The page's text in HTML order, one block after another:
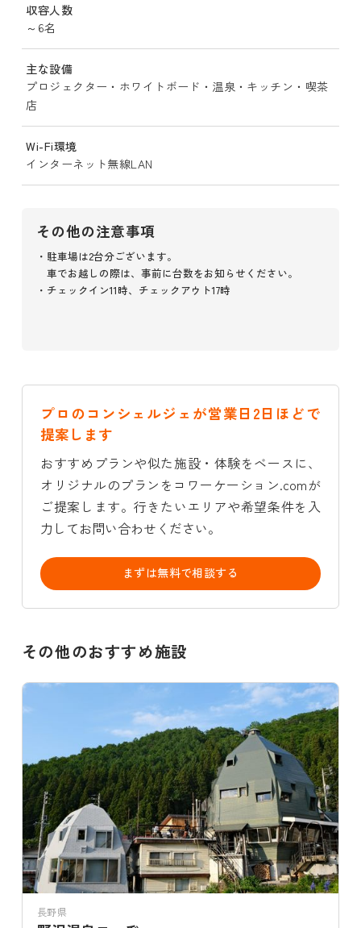
収容人数
～6名
主な設備
プロジェクター・ホワイトボード・温泉・キッチン・喫茶
店
Wi-Fi環境
インターネット無線LAN
その他の注意事項
・駐車場は2台分ございます。
車でお越しの際は、事前に台数をお知らせください。
・チェックイン11時、チェックアウト17時
プロのコンシェルジェが営業日2日ほどで
提案します
おすすめプランや似た施設・体験をベースに、
オリジナルのプランをコワーケーション.comが
ご提案します。行きたいエリアや希望条件を入
力してお問い合わせください。
まずは無料で相談する
その他のおすすめ施設
長野県